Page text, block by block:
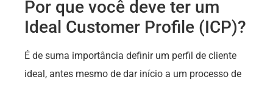
Por que você deve ter um
Ideal Customer Profile (ICP)?
É de suma importância definir um perfil de cliente
ideal, antes mesmo de dar início a um processo de